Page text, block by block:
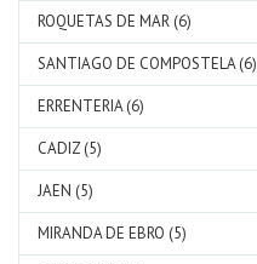
ROQUETAS DE MAR (6)
SANTIAGO DE COMPOSTELA (6)
ERRENTERIA (6)
CADIZ (5)
JAEN (5)
MIRANDA DE EBRO (5)